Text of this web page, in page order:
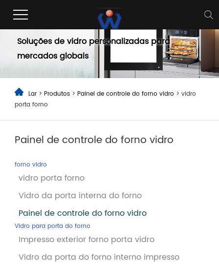
Painel de controle do forno vidro
Soluções de vidro personalizadas para
mercados globais
Lar > Produtos > Painel de controle do forno vidro > vidro
porta forno
Painel de controle do forno vidro
forno vidro
vidro porta forno
Vidro da porta interna do forno
Painel de controle do forno vidro
Vidro para porta do forno
Impresso exterior forno porta vidro
Vidro da porta do forno interno impresso